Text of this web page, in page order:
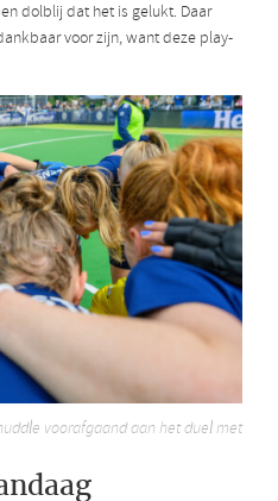
dolblij dat het is gelukt. Daar
voor zijn, want deze play-
voorafgaand aan het duel met